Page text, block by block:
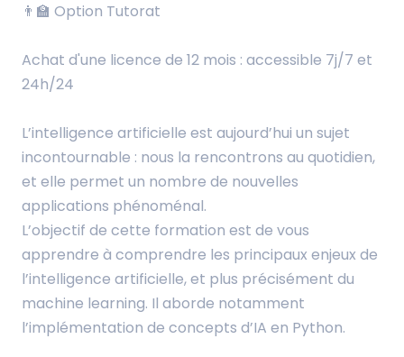
👨‍🏫 Option Tutorat
Achat d'une licence de 12 mois : accessible 7j/7 et
24h/24
L’intelligence artificielle est aujourd’hui un sujet
incontournable : nous la rencontrons au quotidien,
et elle permet un nombre de nouvelles
applications phénoménal.
L’objectif de cette formation est de vous
apprendre à comprendre les principaux enjeux de
l’intelligence artificielle, et plus précisément du
machine learning. Il aborde notamment
l’implémentation de concepts d’IA en Python.